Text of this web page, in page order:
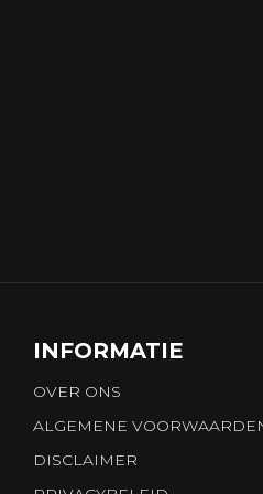
INFORMATIE
OVER ONS
ALGEMENE
DISCLAIMER